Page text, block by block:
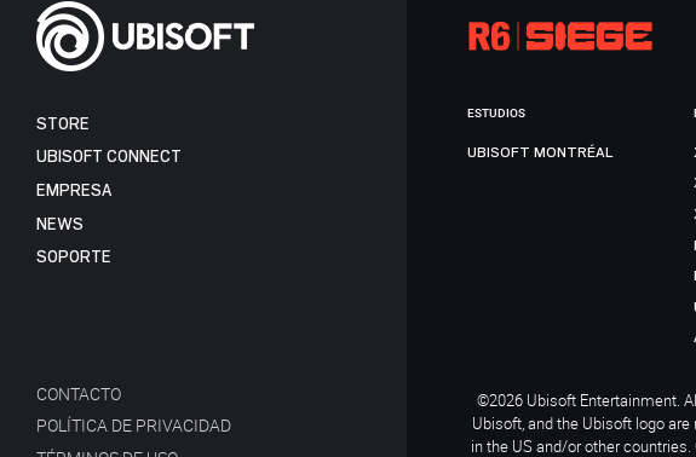
STORE
UBISOFT CONNECT
EMPRESA
NEWS
SOPORTE
CONTACTO
POLÍTICA DE PRIVACIDAD
ESTUDIOS
UBISOFT MONTRÉAL
©2026 Ubisoft Entertainment.
Ubisoft, and the Ubisoft logo
in the US and/or other